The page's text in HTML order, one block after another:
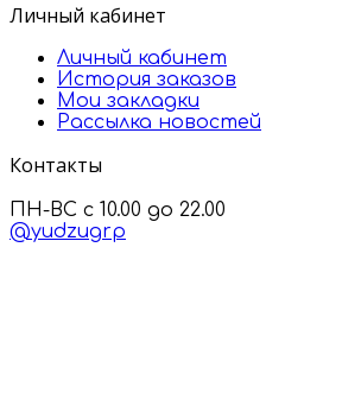
Личный кабинет
Личный кабинет
История заказов
Мои закладки
Рассылка новостей
Контакты
ПН-ВС с 10.00 до 22.00
@yudzugrp